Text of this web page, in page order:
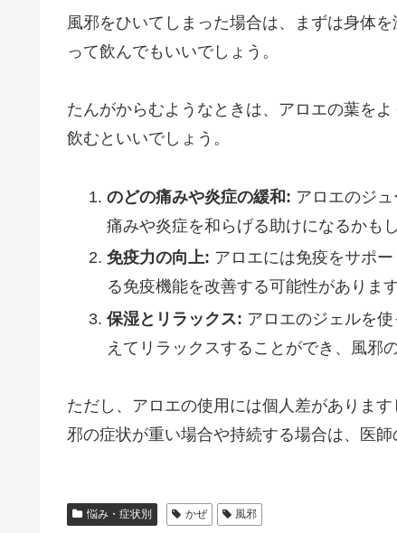
風邪をひいてしまった場合は、まずは身体を
って飲んでもいいでしょう。
たんがからむようなときは、アロエの葉を
飲むといいでしょう。
のどの痛みや炎症の緩和: アロエのジ
痛みや炎症を和らげる助けになるかも
免疫力の向上: アロエには免疫をサポ
る免疫機能を改善する可能性があります
保湿とリラックス: アロエのジェルを
えてリラックスすることができ、風邪
ただし、アロエの使用には個人差がありま
邪の症状が重い場合や持続する場合は、医師
悩み・症状別 かぜ 風邪